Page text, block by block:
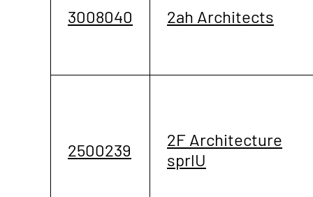
3008040 2ah Architects
2500239
2F Architecture
sprlU